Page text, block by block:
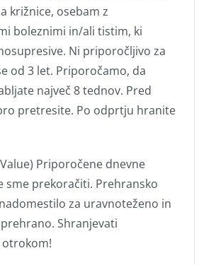
križnice, osebam z
boleznimi in/ali tistim, ki
Ni priporočljivo za
od 3 let. Priporočamo, da
največ 8 tednov. Pred
pretresite. Po odprtju hranite
Priporočene dnevne
sme prekoračiti. Prehransko
za uravnoteženo in
Shranjevati
otrokom!